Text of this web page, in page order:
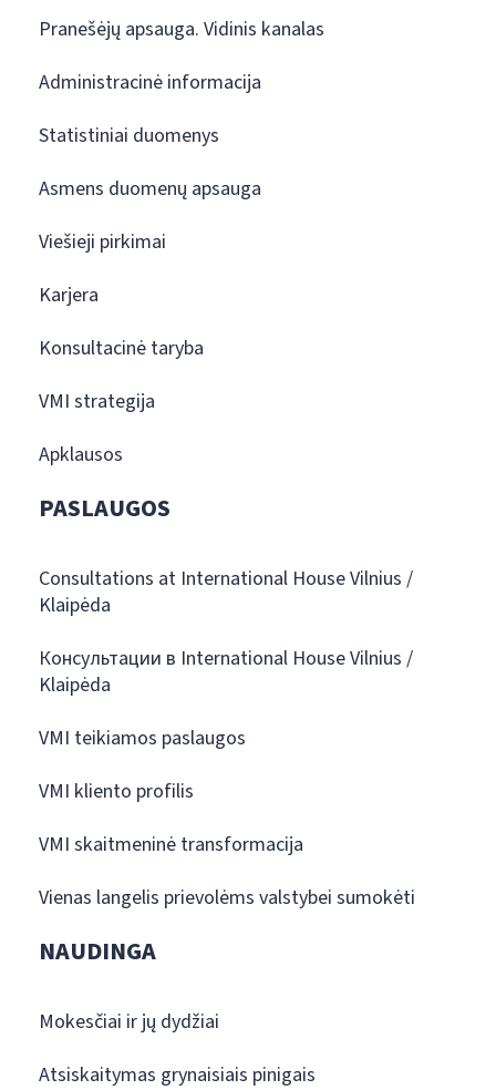
Pranešėjų apsauga. Vidinis kanalas
Administracinė informacija
Statistiniai duomenys
Asmens duomenų apsauga
Viešieji pirkimai
Karjera
Konsultacinė taryba
VMI strategija
Apklausos
PASLAUGOS
Consultations at International House Vilnius /
Klaipėda
Консультации в International House Vilnius /
Klaipėda
VMI teikiamos paslaugos
VMI kliento profilis
VMI skaitmeninė transformacija
Vienas langelis prievolėms valstybei sumokėti
NAUDINGA
Mokesčiai ir jų dydžiai
Atsiskaitymas grynaisiais pinigais